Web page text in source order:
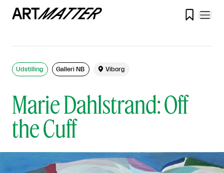

Marie Dahlstrand: Off
the Cuff
Udstilling Galleri NB  Viborg